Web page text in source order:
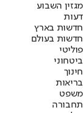
מגזין השבוע
דעות
חדשות בארץ
חדשות בעולם
פוליטי
ביטחוני
חינוך
בריאות
משפט
תחבורה